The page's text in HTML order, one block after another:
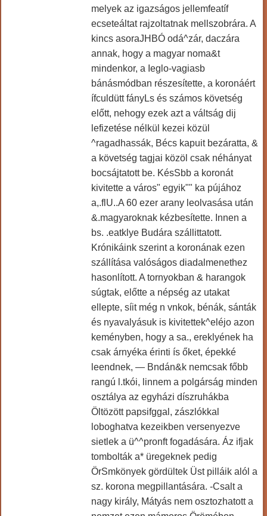
melyek az igazságos jellemfeatíf
ecseteáltat rajzoltatnak mellszobrára. A
kincs asoraJHBÓ odá^zár, daczára
annak, hogy a magyar noma&t
mindenkor, a Ieglo-vagiasb
bánásmódban részesítette, a koronáért
ífculdütt fányLs és számos követség
előtt, nehogy ezek azt a váltság dij
lefizetése nélkül kezei közül
^ragadhassák, Bécs kapuit bezáratta, &
a követség tagjai közöl csak néhányat
bocsájtatott be. KésSbb a koronát
kivitette a város" egyik"" ka pújához
a,.flU..A 60 ezer arany leolvasása után
&.magyaroknak kézbesítette. Innen a
bs. .eatklye Budára szállittatott.
Krónikáink szerint a koronának ezen
szállítása valóságos diadalmenethez
hasonlított. A tornyokban & harangok
súgtak, előtte a népség az utakat
ellepte, síit még n vnkok, bénák, sánták
és nyavalyásuk is kivitettek^eléjo azon
keményben, hogy a sa., ereklyének ha
csak árnyéka érinti ís őket, épekké
leendnek, — Bndán&k nemcsak főbb
rangú l.tkói, linnem a polgárság minden
osztálya az egyházi díszruhákba
Öltözött papsifggal, zászlókkal
loboghatva kezeikben versenyezve
sietlek a ü^^pronft fogadására. Áz ifjak
tombolták a* üregeknek pedig
ÖrSmkönyek gördültek Üst pilláik alól a
sz. korona megpillantására. -Csalt a
nagy király, Mátyás nem osztozhatott a